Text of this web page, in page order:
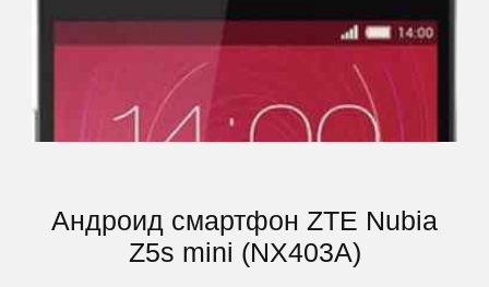
Андроид смартфон ZTE Nubia
Z5s mini (NX403A)
Ulefone
UMi